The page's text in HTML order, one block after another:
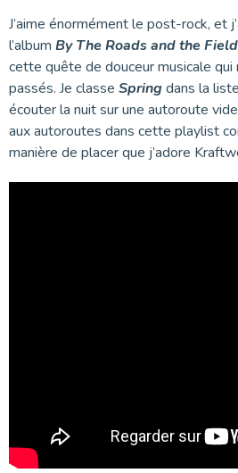
J’aime énormément le post-rock, et
l’album By The Roads and the
cette quête de douceur musicale qui
passés. Je classe Spring dans la
écouter la nuit sur une autoroute
aux autoroutes dans cette playlist
manière de placer que j’adore